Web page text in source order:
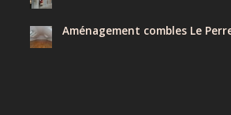
Aménagement combles Le